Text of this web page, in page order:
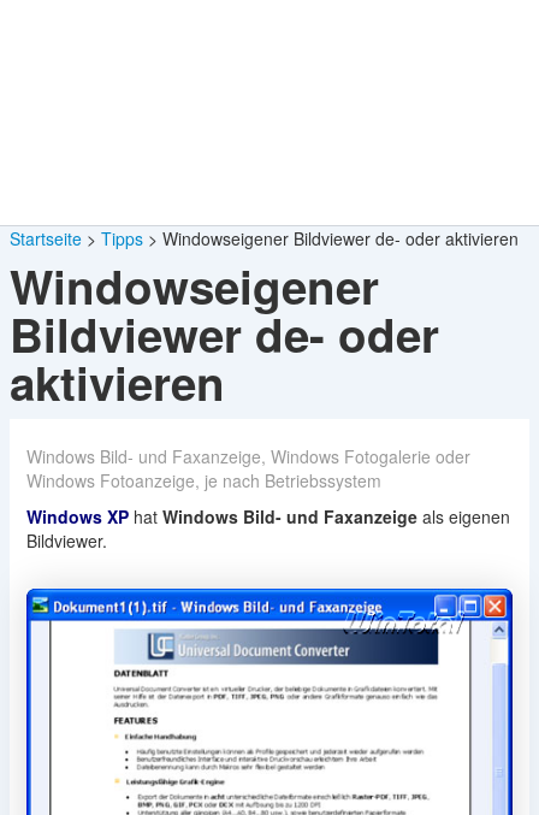
Startseite Tipps Windowseigener Bildviewer de- oder aktivieren
Windowseigener
Bildviewer de- oder
aktivieren
Windows Bild- und Faxanzeige, Windows Fotogalerie oder
Windows Fotoanzeige, je nach Betriebssystem
Windows XPhat Windows Bild- und Faxanzeigeals eigenen
Bildviewer.